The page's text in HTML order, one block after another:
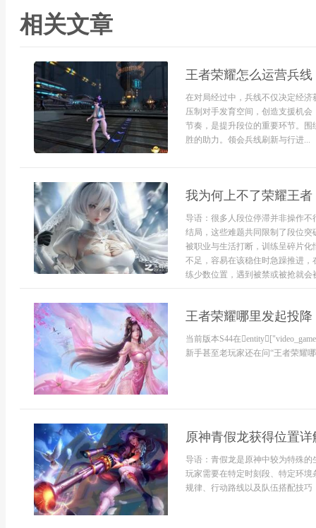
相关文章
王者荣耀怎么运营兵线
在对局经过中，兵线不仅决定经
压制对手发育空间，创造支援机
节奏，是提升段位的重要环节。
胜的助力。领会兵线刷新与行进...
我为何上不了荣耀王者
导语：很多人段位停滞并非操作
结局，这些难题共同限制了段位
被职业与生活打断，训练呈碎片
不足，容易在该稳住时急躁推进
练少数位置，遇到被禁或被抢就会
王者荣耀哪里发起投
当前版本S44在
新手甚至老玩家还在问“王者荣耀
原神青假龙获得位置
导语：青假龙是原神中较为特殊
玩家需要在特定时刻段、特定环
规律、行动路线以及队伍搭配技